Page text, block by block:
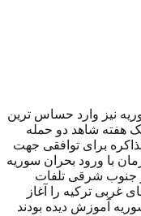
نیز وارد حساس ترین
هفته شاهد دو حمله
برای توافقی جهت
با ورود بحران سوریه
جنوب شرقی تلفات
غربی ترکیه را آغاز
آموزش دیده بودند